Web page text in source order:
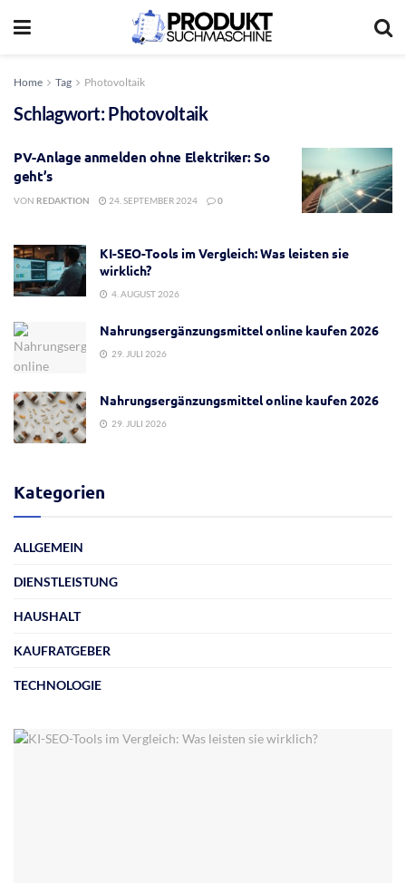
Home Tag Photovoltaik
Schlagwort:Photovoltaik
PV-Anlage anmelden ohne Elektriker: So
geht’s
VON REDAKTION 24. SEPTEMBER 2024 0
KI-SEO-Tools im Vergleich: Was leisten sie
wirklich?
4. AUGUST 2026
Nahrungsergänzungsmittel online kaufen 2026
29. JULI 2026
Nahrungsergänzungsmittel online kaufen 2026
29. JULI 2026
Kategorien
ALLGEMEIN
DIENSTLEISTUNG
HAUSHALT
KAUFRATGEBER
TECHNOLOGIE